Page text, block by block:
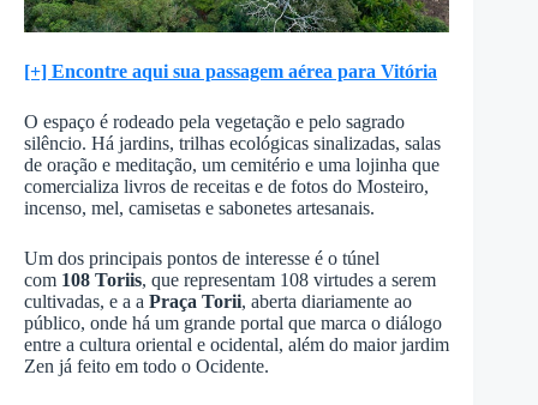
[+] Encontre aqui sua passagem aérea para Vitória
O espaço é rodeado pela vegetação e pelo sagrado
silêncio. Há jardins, trilhas ecológicas sinalizadas, salas
de oração e meditação, um cemitério e uma lojinha que
comercializa livros de receitas e de fotos do Mosteiro,
incenso, mel, camisetas e sabonetes artesanais.
Um dos principais pontos de interesse é o túnel
com 108 Toriis, que representam 108 virtudes a serem
cultivadas, e a a Praça Torii, aberta diariamente ao
público, onde há um grande portal que marca o diálogo
entre a cultura oriental e ocidental, além do maior jardim
Zen já feito em todo o Ocidente.